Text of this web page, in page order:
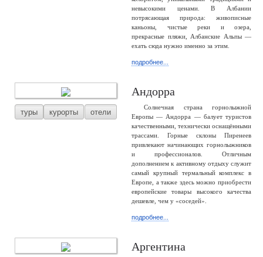
невысокими ценами. В Албании
потрясающая природа: живописные
каньоны, чистые реки и озера,
прекрасные пляжи, Албанские Альпы —
ехать сюда нужно именно за этим.
подробнее...
туры курорты отели
Андорра
Солнечная страна горнолыжной
Европы — Андорра — балует туристов
качественными, технически оснащёнными
трассами. Горные склоны Пиренеев
привлекают начинающих горнолыжников
и профессионалов. Отличным
дополнением к активному отдыху служит
самый крупный термальный комплекс в
Европе, а также здесь можно приобрести
европейские товары высокого качества
дешевле, чем у «соседей».
подробнее...
Аргентина